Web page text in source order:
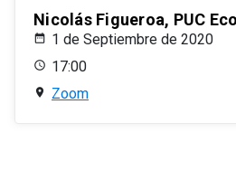
Nicolás Figueroa, PUC
1 de Septiembre de 2020
17:00
Zoom